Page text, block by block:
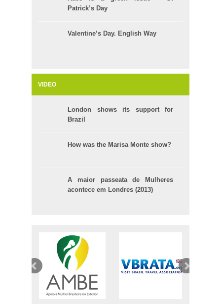
Patrick’s Day
Valentine’s Day. English Way
VIDEO
London shows its support for
Brazil
How was the Marisa Monte show?
A maior passeata de Mulheres
acontece em Londres (2013)